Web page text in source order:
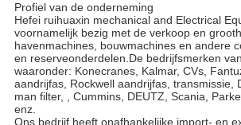
Profiel van de onderneming
Hefei ruihuaxin mechanical and Electrical
voornamelijk bezig met de verkoop en
havenmachines, bouwmachines en andere
en reserveonderdelen.De bedrijfsmerken
waaronder: Konecranes, Kalmar, CVs,
aandrijfas, Rockwell aandrijfas, transmissie,
man filter, , Cummins, DEUTZ, Scania,
enz.
Ons bedrijf heeft onafhankelijke import- en